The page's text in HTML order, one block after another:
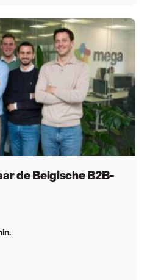
de Belgische B2B-